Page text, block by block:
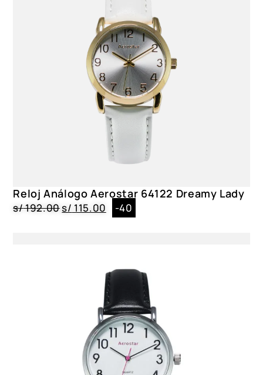
Reloj Análogo Aerostar 64122 Dreamy Lady
s/192.00s/ 115.00 -40